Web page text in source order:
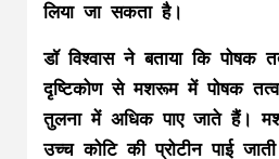
लिया जा सकता है।
डॉ विश्वास ने बताया कि पोषक
दृष्टिकोण से मशरूम में पोषक
तुलना में अधिक पाए जाते हैं।
उच्च कोटि की प्रोटीन पाई